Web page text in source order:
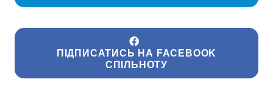
ПІДПИСАТИСЬ НА FACEBOOK
СПІЛЬНОТУ